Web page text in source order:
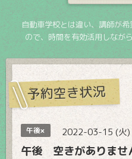
自動車学校とは違い、講師が
ので、時間を有効活用しなが
予約空き状況
午後× 2022-03-15 (火)
午後 空きがありませ